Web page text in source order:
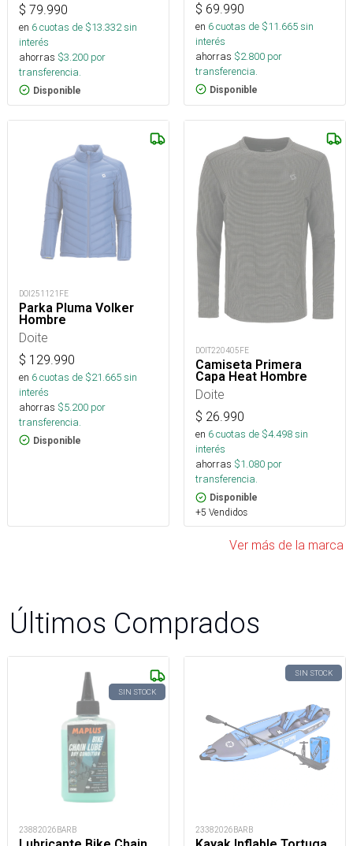
$ 79.990
en 6cuotas de $13.332sin
interés
ahorras $3.200 por
transferencia.
Disponible
$ 69.990
en 6cuotas de $11.665sin
interés
ahorras $2.800 por
transferencia.
Disponible
DOI251121FE
Parka Pluma Volker
Hombre
Doite
$ 129.990
en 6cuotas de $21.665sin
interés
ahorras $5.200 por
transferencia.
Disponible
DOIT220405FE
Camiseta Primera
Capa Heat Hombre
Doite
$ 26.990
en 6cuotas de $4.498sin
interés
ahorras $1.080 por
transferencia.
Disponible
+5 Vendidos
Ver más de la marca
Últimos Comprados
SIN STOCK
23882026BARB
SIN STOCK
23382026BARB